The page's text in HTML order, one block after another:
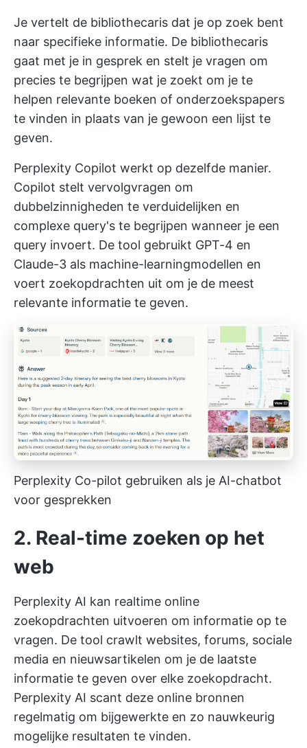
Je vertelt de bibliothecaris dat je op zoek bent
naar specifieke informatie. De bibliothecaris
gaat met je in gesprek en stelt je vragen om
precies te begrijpen wat je zoekt om je te
helpen relevante boeken of onderzoekspapers
te vinden in plaats van je gewoon een lijst te
geven.
Perplexity Copilot werkt op dezelfde manier.
Copilot stelt vervolgvragen om
dubbelzinnigheden te verduidelijken en
complexe query's te begrijpen wanneer je een
query invoert. De tool gebruikt GPT-4 en
Claude-3 als machine-learningmodellen en
voert zoekopdrachten uit om je de meest
relevante informatie te geven.
Perplexity Co-pilot gebruiken als je AI-chatbot
voor gesprekken
2. Real-time zoeken op het
web
Perplexity AI kan realtime online
zoekopdrachten uitvoeren om informatie op te
vragen. De tool crawlt websites, forums, sociale
media en nieuwsartikelen om je de laatste
informatie te geven over elke zoekopdracht.
Perplexity AI scant deze online bronnen
regelmatig om bijgewerkte en zo nauwkeurig
mogelijke resultaten te vinden.